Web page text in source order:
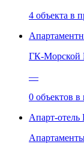
4 объекта в
ГК-Морской
—
0 объектов в
Апарт-отель